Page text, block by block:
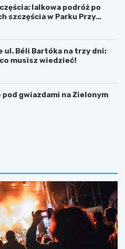
lalkowa podróż po
szczęścia w Parku Przy
ul. Béli Bartóka na trzy dni:
musisz wiedzieć!
gwiazdami na Zielonym